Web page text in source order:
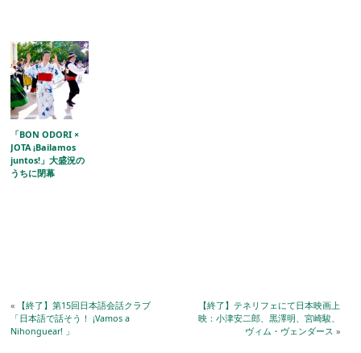
「BON ODORI ×
JOTA ¡Bailamos
juntos!」大盛況の
うちに閉幕
« 【終了】第15回日本語会話クラブ
「日本語で話そう！ ¡Vamos a
Nihonguear! 」
【終了】テネリフェにて日本映画上
映：小津安二郎、黒澤明、宮崎駿、
ヴィム・ヴェンダース »